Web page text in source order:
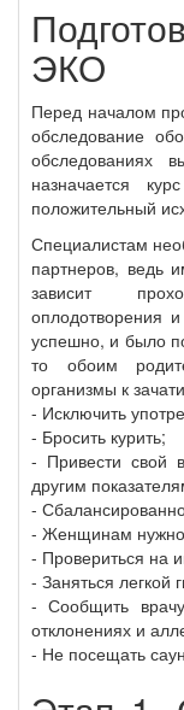
ЭКО
Перед началом
обследование
обследованиях
назначается
положительный
Специалистам
партнеров, ведь
зависит
оплодотворения
успешно, и было
то обоим
организмы к
- Исключить
- Бросить курить;
- Привести свой
другим
-
- Женщинам нужно
- Провериться на
- Заняться легкой
- Сообщить
отклонениях и
- Не посещать